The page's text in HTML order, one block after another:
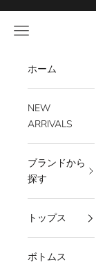
メニューを開く
ホーム
NEW
ARRIVALS
ブランドから
探す
トップス
ボトムス